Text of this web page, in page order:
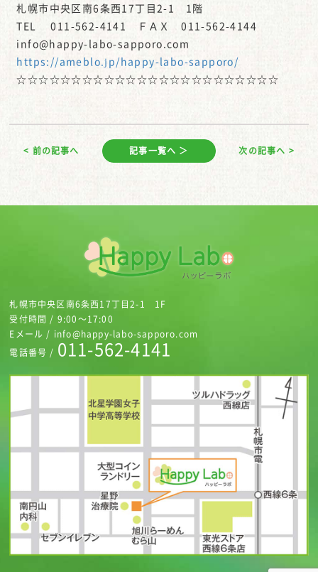
札幌市中央区南6条西17丁目2-1 1階
TEL 011-562-4141 ＦＡＸ 011-562-4144
info@happy-labo-sapporo.com
https://ameblo.jp/happy-labo-sapporo/
☆☆☆☆☆☆☆☆☆☆☆☆☆☆☆☆☆☆☆☆☆☆☆☆
< 前の記事へ 記事一覧へ ＞ 次の記事へ >
札幌市中央区南6条西17丁目2-1 1F
受付時間 / 9:00～17:00
Eメール / info@happy-labo-sapporo.com
電話番号 / 011-562-4141